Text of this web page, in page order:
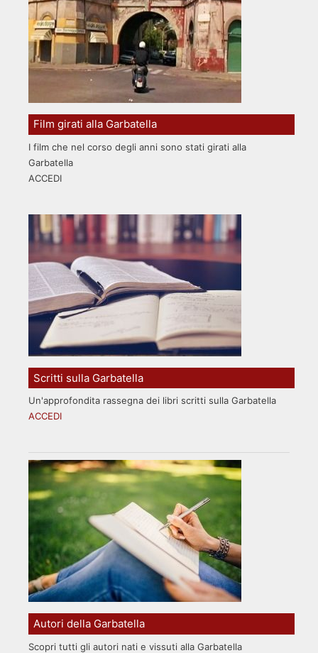
Film girati alla Garbatella
I film che nel corso degli anni sono stati girati alla
Garbatella
ACCEDI
Scritti sulla Garbatella
Un'approfondita rassegna dei libri scritti sulla Garbatella
ACCEDI
Autori della Garbatella
Scopri tutti gli autori nati e vissuti alla Garbatella